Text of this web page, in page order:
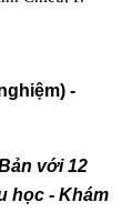
-
với 12
học - Khám